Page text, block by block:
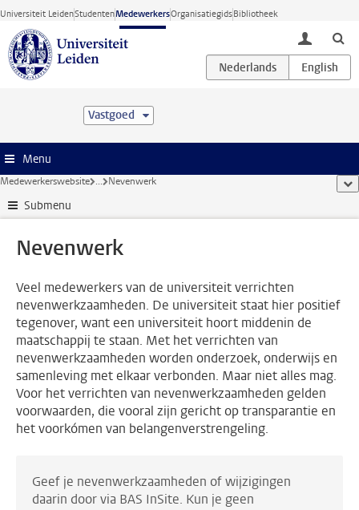
Ga direct naar de inhoud
Universiteit LeidenStudentenMedewerkersOrganisatiegidsBibliotheek
toggle
Vastgoed
Menu
Medewerkerswebsite ... Nevenwerk
Submenu
Nevenwerk
Veel medewerkers van de universiteit verrichten
nevenwerkzaamheden. De universiteit staat hier positief
tegenover, want een universiteit hoort middenin de
maatschappij te staan. Met het verrichten van
nevenwerkzaamheden worden onderzoek, onderwijs en
samenleving met elkaar verbonden. Maar niet alles mag.
Voor het verrichten van nevenwerkzaamheden gelden
voorwaarden, die vooral zijn gericht op transparantie en
het voorkómen van belangenverstrengeling.
Geef je nevenwerkzaamheden of wijzigingen
daarin door via BAS InSite. Kun je geen